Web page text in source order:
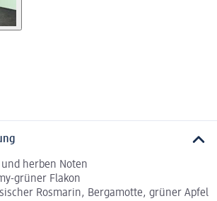
herben Noten
grüner Flakon
Rosmarin, Bergamotte, grüner Apfel